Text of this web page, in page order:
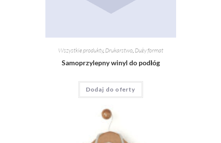
Wszystkie produkty, Drukarstwo, Duży format
Samoprzylepny winyl do podłóg
Dodaj do oferty